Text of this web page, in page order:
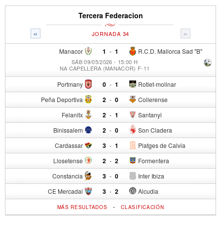
Tercera Federacion
« »
JORNADA 34
Manacor 1 - R.C.D. Mallorca Sad "B"
1
SÁB 09/05/2026 - 15:00 H
NA CAPELLERA (MANACOR) F-11
Portmany 0 - Rotlet-molinar
1
Peña Deportiva 2 - Collerense
0
Felanitx 2 - Santanyi
1
Binissalem 2 - Son Cladera
0
Cardassar 3 - Platges de Calvia
1
Llosetense 2 - Formentera
2
Constancia 3 - Inter Ibiza
0
CE Mercadal 3 - Alcudia
2
MÁS RESULTADOS -CLASIFICACIÓN